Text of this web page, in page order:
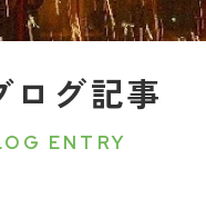
ログ記事
ENTRY